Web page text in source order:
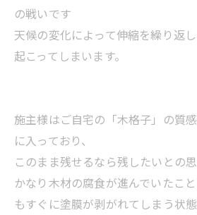
の戦いです
天候の変化によって伸縮を繰り返
起こってしまいます。
施主様はご自宅の「木格子」の質
に入っており、
このまま残せるなら残したいとの
かなり木材の腐食が進んでいたこ
もすぐに塗膜が剥がれてしまう状